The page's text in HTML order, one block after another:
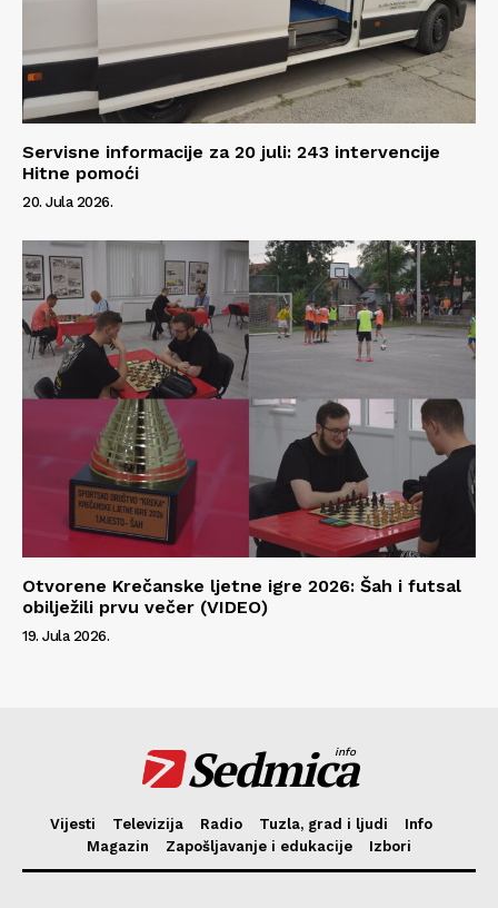
Servisne informacije za 20 juli: 243 intervencije
Hitne pomoći
20. Jula 2026.
Otvorene Krečanske ljetne igre 2026: Šah i futsal
obilježili prvu večer (VIDEO)
19. Jula 2026.
Sedmica
info
Vijesti Televizija Radio Tuzla, grad i ljudi
Info
Magazin
Zapošljavanje i edukacije Izbori